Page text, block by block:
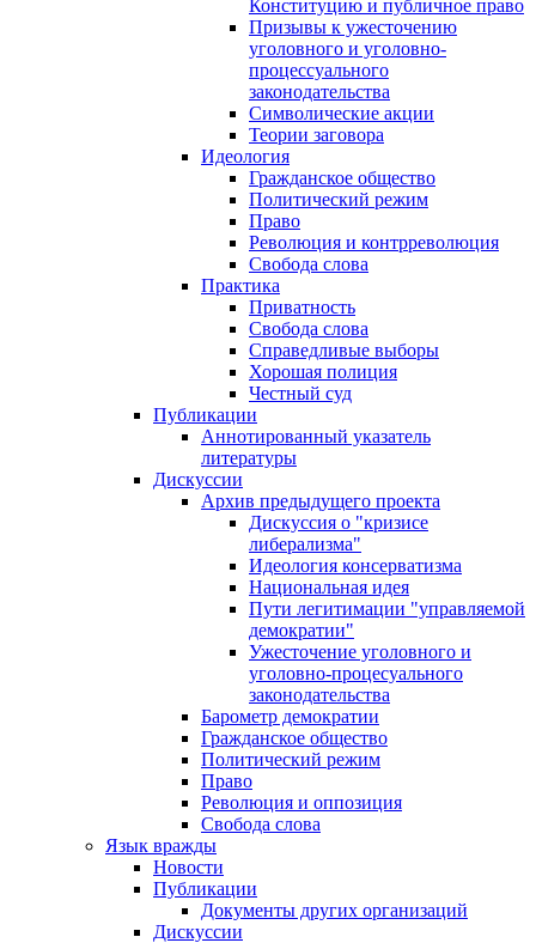
Конституцию и публичное право
Призывы к ужесточению
уголовного и уголовно-
процессуального
законодательства
Символические акции
Теории заговора
Идеология
Гражданское общество
Политический режим
Право
Революция и контрреволюция
Свобода слова
Практика
Приватность
Свобода слова
Справедливые выборы
Хорошая полиция
Честный суд
Публикации
Аннотированный указатель
литературы
Дискуссии
Архив предыдущего проекта
Дискуссия о "кризисе
либерализма"
Идеология консерватизма
Национальная идея
Пути легитимации "управляемой
демократии"
Ужесточение уголовного и
уголовно-процесуального
законодательства
Барометр демократии
Гражданское общество
Политический режим
Право
Революция и оппозиция
Свобода слова
Язык вражды
Новости
Публикации
Документы других организаций
Дискуссии